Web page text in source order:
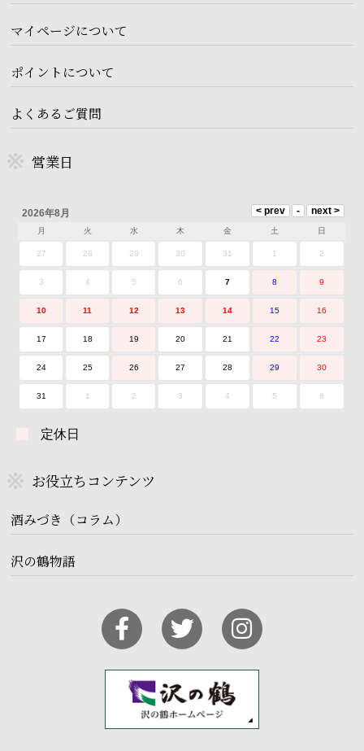
マイページについて
ポイントについて
よくあるご質問
営業日
2026年8月
月 火 水 木 金 土 日
27 28 29 30 31 1 2
3 4 5 6 7 8 9
10 11 12 13 14 15 16
17 18 19 20 21 22 23
24 25 26 27 28 29 30
31 1 2 3 4 5 6
定休日
お役立ちコンテンツ
酒みづき（コラム）
沢の鶴物語